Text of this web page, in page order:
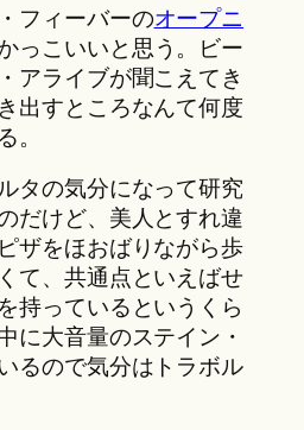
フィーバーのオープニ
っこいいと思う。ビー
アライブが聞こえてき
出すところなんて何度
。
タの気分になって研究
だけど、美人とすれ違
ザをほおばりながら歩
て、共通点といえばせ
持っているというくら
に大音量のステイン・
るので気分はトラボル